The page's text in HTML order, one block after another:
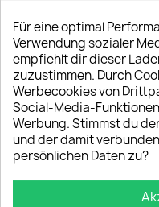
Sie strahlt einen
eine Farbtemperatur
VIELLEICHT GEFÄLLT
Für eine optimal
Verwendung sozialer
empfiehlt dir dieser
zuzustimmen. Durch
Werbecookies von
Social-Media-
Werbung. Stimmst du
und der damit
persönlichen Daten zu?